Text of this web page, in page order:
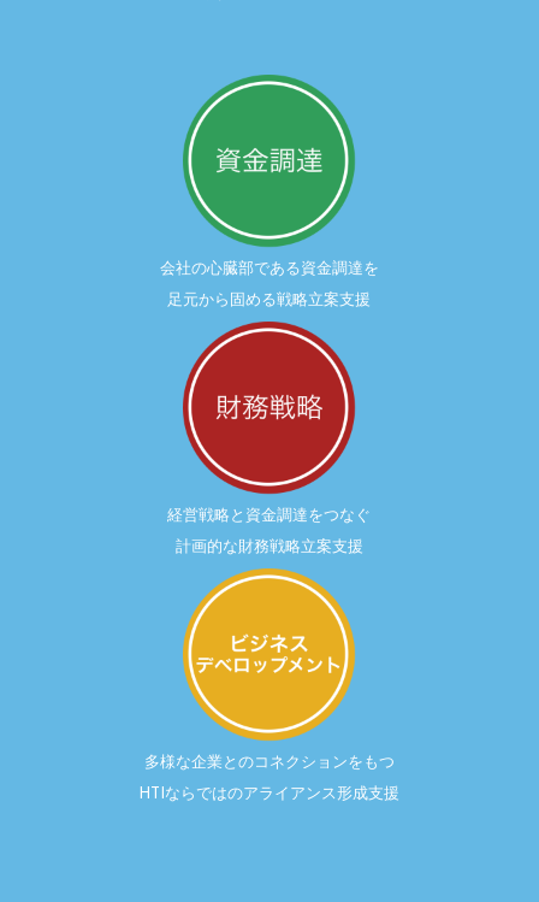
会社の心臓部である資金調達を
足元から固める戦略立案支援
経営戦略と資金調達をつなぐ
計画的な財務戦略立案支援
多様な企業とのコネクションをもつ
HTIならではのアライアンス形成支援